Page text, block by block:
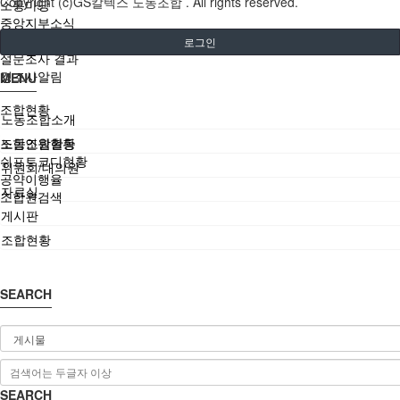
소통마당
중앙지부소식
설문조사 결과
경조사알림
조합현황
조합인원현황
쉬프트코디현황
공약이행율
조합원검색
로그인
MENU
노동조합소개
노동조합활동
위원회/대의원
자료실
게시판
조합현황
SEARCH
SEARCH